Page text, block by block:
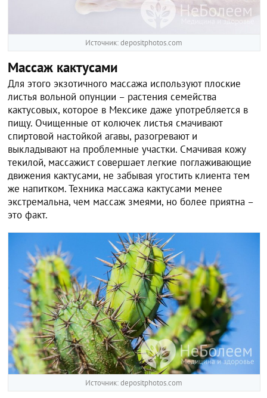
Источник: depositphotos.com
Массаж кактусами
Для этого экзотичного массажа используют плоские
листья вольной опунции – растения семейства
кактусовых, которое в Мексике даже употребляется в
пищу. Очищенные от колючек листья смачивают
спиртовой настойкой агавы, разогревают и
выкладывают на проблемные участки. Смачивая кожу
текилой, массажист совершает легкие поглаживающие
движения кактусами, не забывая угостить клиента тем
же напитком. Техника массажа кактусами менее
экстремальна, чем массаж змеями, но более приятна –
это факт.
Источник: depositphotos.com